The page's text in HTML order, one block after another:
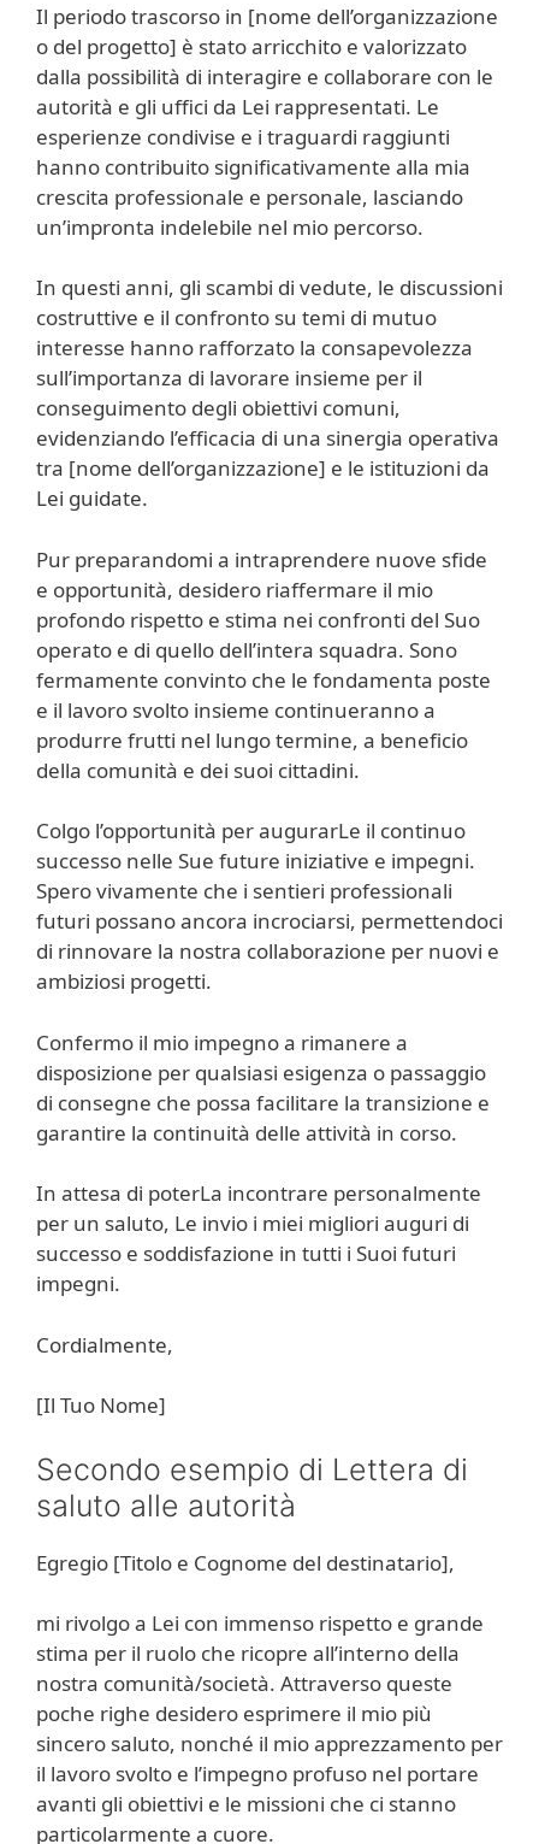
Il periodo trascorso in [nome dell’organizzazione
o del progetto] è stato arricchito e valorizzato
dalla possibilità di interagire e collaborare con le
autorità e gli uffici da Lei rappresentati. Le
esperienze condivise e i traguardi raggiunti
hanno contribuito significativamente alla mia
crescita professionale e personale, lasciando
un’impronta indelebile nel mio percorso.
In questi anni, gli scambi di vedute, le discussioni
costruttive e il confronto su temi di mutuo
interesse hanno rafforzato la consapevolezza
sull’importanza di lavorare insieme per il
conseguimento degli obiettivi comuni,
evidenziando l’efficacia di una sinergia operativa
tra [nome dell’organizzazione] e le istituzioni da
Lei guidate.
Pur preparandomi a intraprendere nuove sfide
e opportunità, desidero riaffermare il mio
profondo rispetto e stima nei confronti del Suo
operato e di quello dell’intera squadra. Sono
fermamente convinto che le fondamenta poste
e il lavoro svolto insieme continueranno a
produrre frutti nel lungo termine, a beneficio
della comunità e dei suoi cittadini.
Colgo l’opportunità per augurarLe il continuo
successo nelle Sue future iniziative e impegni.
Spero vivamente che i sentieri professionali
futuri possano ancora incrociarsi, permettendoci
di rinnovare la nostra collaborazione per nuovi e
ambiziosi progetti.
Confermo il mio impegno a rimanere a
disposizione per qualsiasi esigenza o passaggio
di consegne che possa facilitare la transizione e
garantire la continuità delle attività in corso.
In attesa di poterLa incontrare personalmente
per un saluto, Le invio i miei migliori auguri di
successo e soddisfazione in tutti i Suoi futuri
impegni.
Cordialmente,
[Il Tuo Nome]
Secondo esempio di Lettera di
saluto alle autorità
Egregio [Titolo e Cognome del destinatario],
mi rivolgo a Lei con immenso rispetto e grande
stima per il ruolo che ricopre all’interno della
nostra comunità/società. Attraverso queste
poche righe desidero esprimere il mio più
sincero saluto, nonché il mio apprezzamento per
il lavoro svolto e l’impegno profuso nel portare
avanti gli obiettivi e le missioni che ci stanno
particolarmente a cuore.